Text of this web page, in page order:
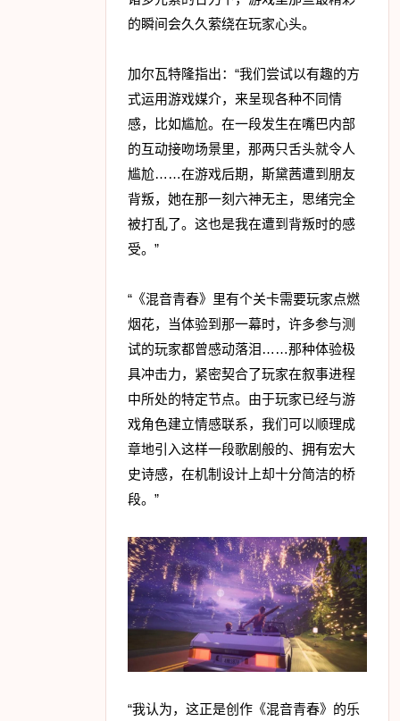
的瞬间会久久萦绕在玩家心头。
加尔瓦特隆指出：“我们尝试以有趣的方
式运用游戏媒介，来呈现各种不同情
感，比如尴尬。在一段发生在嘴巴内部
的互动接吻场景里，那两只舌头就令人
尴尬……在游戏后期，斯黛茜遭到朋友
背叛，她在那一刻六神无主，思绪完全
被打乱了。这也是我在遭到背叛时的感
受。”
“《混音青春》里有个关卡需要玩家点燃
烟花，当体验到那一幕时，许多参与测
试的玩家都曾感动落泪……那种体验极
具冲击力，紧密契合了玩家在叙事进程
中所处的特定节点。由于玩家已经与游
戏角色建立情感联系，我们可以顺理成
章地引入这样一段歌剧般的、拥有宏大
史诗感，在机制设计上却十分简洁的桥
段。”
“我认为，这正是创作《混音青春》的乐